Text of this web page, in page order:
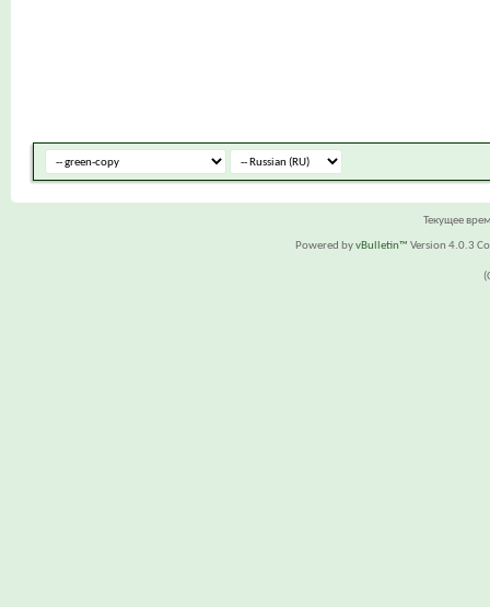
Текущее
Powered byvBulletin™ Version 4.0.3